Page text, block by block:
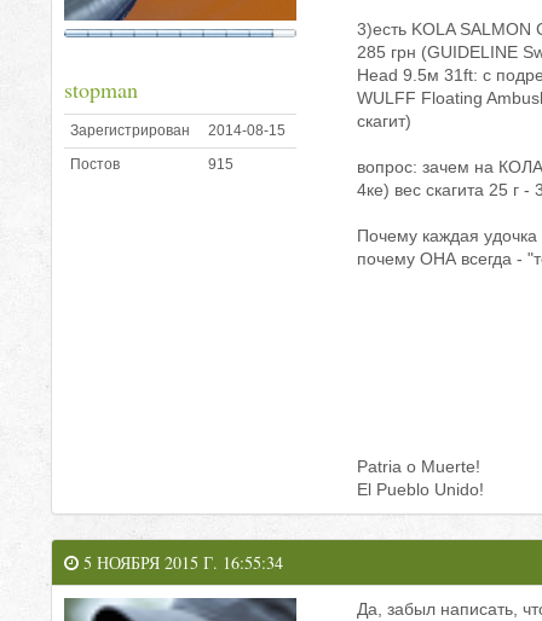
stopman
Зарегистрирован
2014-08-15
Постов
915
3)есть KOLA
285 грн (GUIDELINE
Head 9.5м 31ft: с
WULFF Floating
скагит)
вопрос: зачем на
4ке) вес скагита 25 г
Почему каждая
почему ОНА всегда -
Patria o Muerte!
El Pueblo Unido!
5 НОЯБРЯ 2015 Г. 16:55:34
Да, забыл написать,